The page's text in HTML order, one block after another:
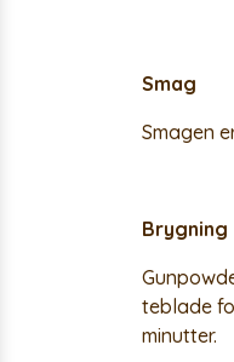
Smag
Smagen
Brygning
teblade
minutter.